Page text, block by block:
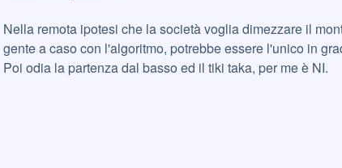
Nella remota ipotesi che la società voglia dimezzare il
gente a caso con l'algoritmo, potrebbe essere l'unico in
Poi odia la partenza dal basso ed il tiki taka, per me è NI.